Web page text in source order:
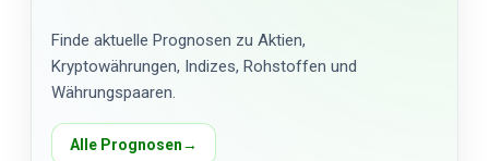
Finde aktuelle Prognosen zu Aktien,
Kryptowährungen, Indizes, Rohstoffen und
Währungspaaren.
Alle Prognosen→